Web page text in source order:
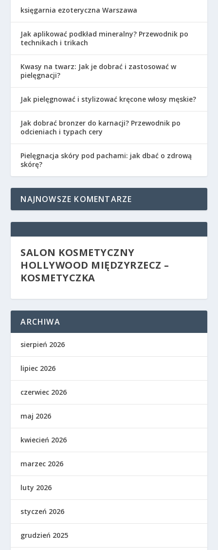
księgarnia ezoteryczna Warszawa
Jak aplikować podkład mineralny? Przewodnik po
technikach i trikach
Kwasy na twarz: Jak je dobrać i zastosować w
pielęgnacji?
Jak pielęgnować i stylizować kręcone włosy męskie?
Jak dobrać bronzer do karnacji? Przewodnik po
odcieniach i typach cery
Pielęgnacja skóry pod pachami: jak dbać o zdrową
skórę?
NAJNOWSZE KOMENTARZE
SALON KOSMETYCZNY
HOLLYWOOD MIĘDZYRZECZ –
KOSMETYCZKA
ARCHIWA
sierpień 2026
lipiec 2026
czerwiec 2026
maj 2026
kwiecień 2026
marzec 2026
luty 2026
styczeń 2026
grudzień 2025